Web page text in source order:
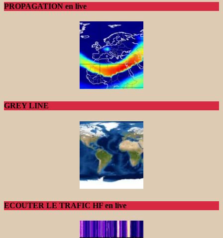
PROPAGATION en live
GREY LINE
ECOUTER LE TRAFIC HF en live